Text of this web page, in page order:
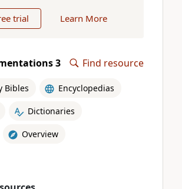
trial Learn More
3 Find resource
Bibles Encyclopedias
Dictionaries
Overview